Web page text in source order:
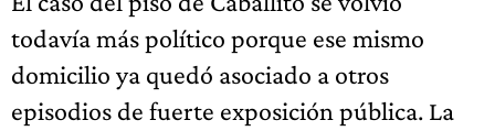
todavía más político porque ese mismo
domicilio ya quedó asociado a otros
episodios de fuerte exposición pública. La